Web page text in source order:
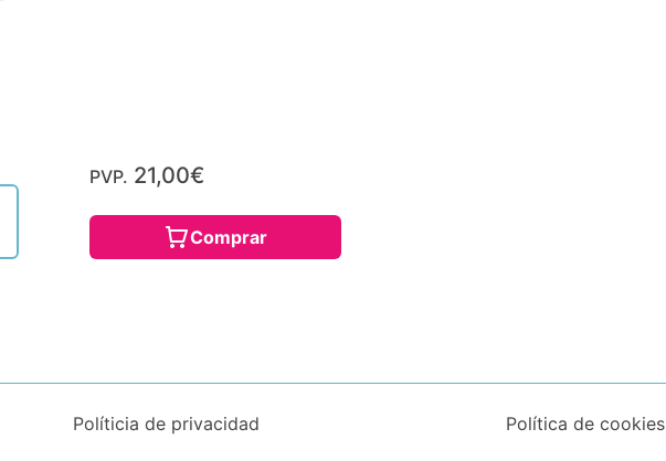
PVP. 21,00€
Comprar
Políticia de privacidad Política de cookies